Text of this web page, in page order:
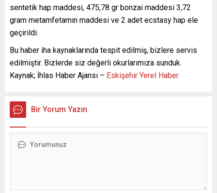
sentetik hap maddesi, 475,78 gr bonzai maddesi 3,72
gram metamfetamin maddesi ve 2 adet ecstasy hap ele
geçirildi.
Bu haber iha kaynaklarında tespit edilmiş, bizlere servis
edilmiştir. Bizlerde siz değerli okurlarımıza sunduk.
Kaynak; İhlas Haber Ajansı – Eskişehir Yerel Haber
Bir Yorum Yazın